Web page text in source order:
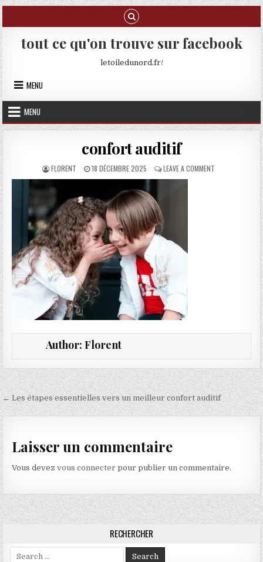
Skip to content
tout ce qu'on trouve sur facebook
letoiledunord.fr/
MENU
MENU
confort auditif
AUTHOR:
FLORENT PUBLISHED DATE:
18 DÉCEMBRE 2025 LEAVE A COMMENT ON CONFORT
Author: Florent
Navigation de l’article
← Les étapes essentielles vers un meilleur confort auditif
Laisser un commentaire
Vous devezvous connecter pour publier un commentaire.
RECHERCHER
Search for: